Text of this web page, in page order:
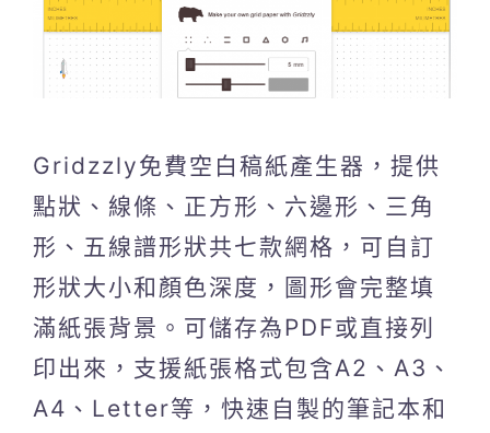
Gridzzly免費空白稿紙產生器，提供
點狀、線條、正方形、六邊形、三角
形、五線譜形狀共七款網格，可自訂
形狀大小和顏色深度，圖形會完整填
滿紙張背景。可儲存為PDF或直接列
印出來，支援紙張格式包含A2、A3、
A4、Letter等，快速自製的筆記本和